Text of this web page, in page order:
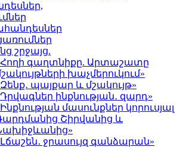
շրջայց.
գաղտնիքը. Արտաշատը
խաչմերուկում»
պայքար և մշակույթ»
ինքնության․ զարդ»
մասունքներ կորուսյալ
Շիրվանից և
ջրասույզ գանձարան»